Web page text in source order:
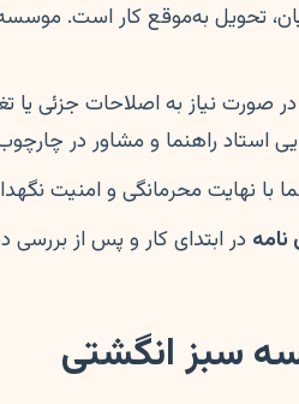
تحویل به‌موقع کار است. موسسه
صورت نیاز به اصلاحات جزئی یا
استاد راهنما و مشاور در
با نهایت محرمانگی و امنیت
نامه در ابتدای کار و پس از
سبز انگشتی